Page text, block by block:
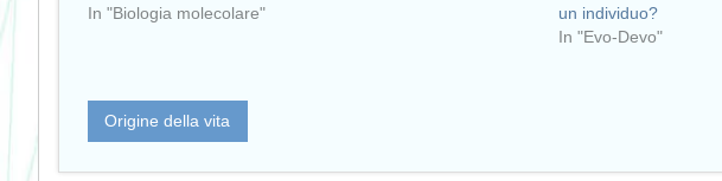
In "Biologia molecolare"
un individuo?
In "Evo-Devo"
Origine della vita